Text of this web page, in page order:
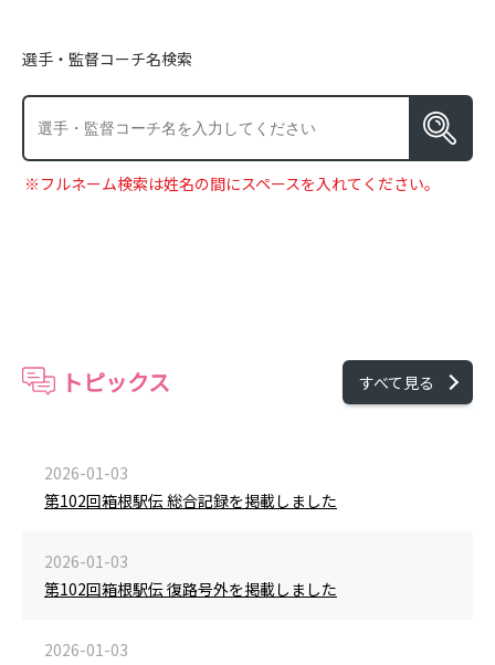
選手・監督コーチ名検索
※フルネーム検索は姓名の間にスペースを入れてください。
トピックス すべて見る
2026-01-03
第102回箱根駅伝 総合記録を掲載しました
2026-01-03
第102回箱根駅伝 復路号外を掲載しました
2026-01-03